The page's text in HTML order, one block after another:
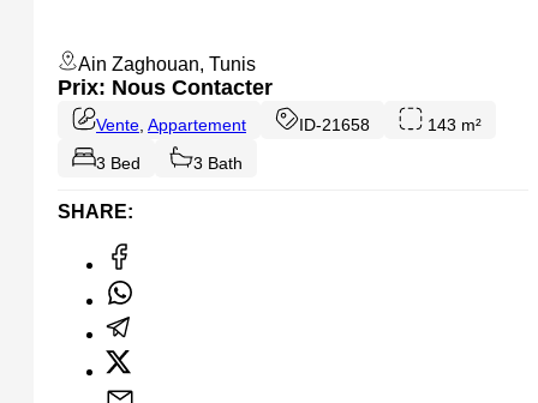
Ain Zaghouan, Tunis
Prix: Nous Contacter
Vente Appartement ID-21658
143 m²
3 Bed
3 Bath
SHARE: